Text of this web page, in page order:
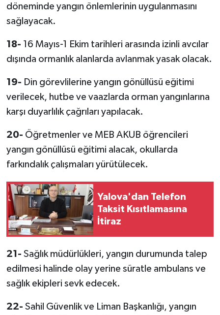
döneminde yangın önlemlerinin uygulanmasını
sağlayacak.
18- 16 Mayıs-1 Ekim tarihleri arasında izinli avcılar
dışında ormanlık alanlarda avlanmak yasak olacak.
19- Din görevlilerine yangın gönüllüsü eğitimi
verilecek, hutbe ve vaazlarda orman yangınlarına
karşı duyarlılık çağrıları yapılacak.
20- Öğretmenler ve MEB AKUB öğrencileri
yangın gönüllüsü eğitimi alacak, okullarda
farkındalık çalışmaları yürütülecek.
Yalova'dan Telefon
Taksit Kısıtlamasına
İtiraz
21- Sağlık müdürlükleri, yangın durumunda talep
edilmesi halinde olay yerine süratle ambulans ve
sağlık ekipleri sevk edecek.
22- Sahil Güvenlik ve Liman Başkanlığı, yangın